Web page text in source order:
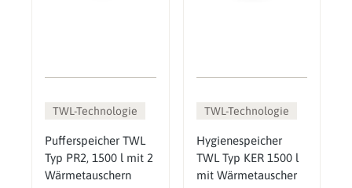
TWL-Technologie
Pufferspeicher TWL
Typ PR2, 1500 l mit 2
Wärmetauschern
TWL-Technologie
Hygienespeicher
TWL Typ KER 1500 l
mit Wärmetauscher